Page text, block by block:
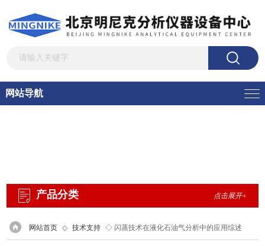
网站导航
产品分类 点击展开+
网站首页 ◇ 技术支持 ◇ 闪蒸技术在液化石油气分析中的应用综述